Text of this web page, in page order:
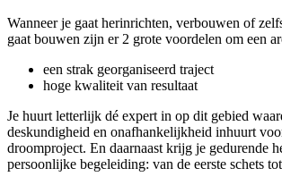
Wanneer je gaat herinrichten, verbouwen of
gaat bouwen zijn er 2 grote voordelen om een
een strak georganiseerd traject
hoge kwaliteit van resultaat
Je huurt letterlijk dé expert in op dit gebied
deskundigheid en onafhankelijkheid inhuurt
droomproject. En daarnaast krijg je gedurende
persoonlijke begeleiding: van de eerste schets